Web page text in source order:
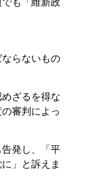
らないもの
ざるを得な
審判によっ
発し、「平
」と訴えま